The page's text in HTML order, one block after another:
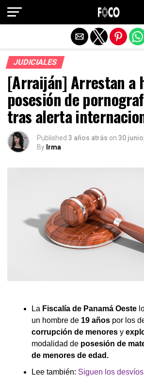
JUDICIALES
[Arraiján] Arrestan a
posesión de
tras alerta
Published 3 años atrás on 30
By Irma
La Fiscalía de Panamá Oeste
un hombre de 19 años por los
corrupción de menores y
modalidad de posesión de
de menores de edad.
Lee también: Siguen los
Salir de la versión